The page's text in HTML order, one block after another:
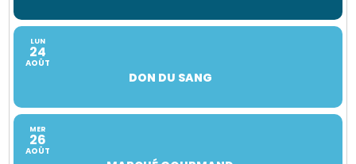
LUN
24
AOÛT
DON DU SANG
MER
26
AOÛT